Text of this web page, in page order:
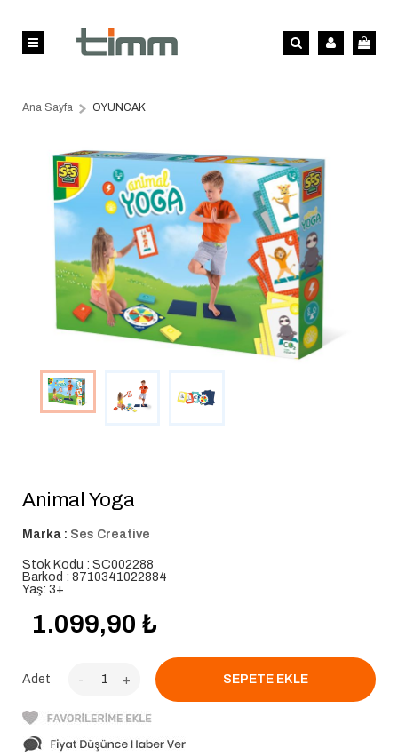
Ana Sayfa OYUNCAK
Animal Yoga
Marka : Ses Creative
Stok Kodu : SC002288
Barkod : 8710341022884
Yaş: 3+
1.099,90 ₺
Adet +
-